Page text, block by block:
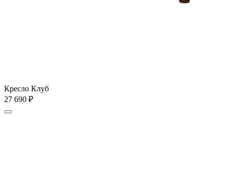
Кресло Клуб
27 690 ₽